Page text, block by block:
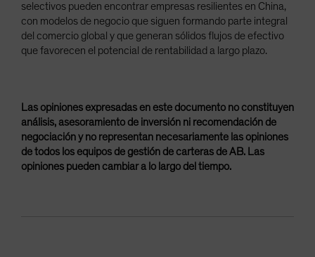
selectivos pueden encontrar empresas resilientes en China,
con modelos de negocio que siguen formando parte integral
del comercio global y que generan sólidos flujos de efectivo
que favorecen el potencial de rentabilidad a largo plazo.
Las opiniones expresadas en este documento no constituyen
análisis, asesoramiento de inversión ni recomendación de
negociación y no representan necesariamente las opiniones
de todos los equipos de gestión de carteras de AB. Las
opiniones pueden cambiar a lo largo del tiempo.